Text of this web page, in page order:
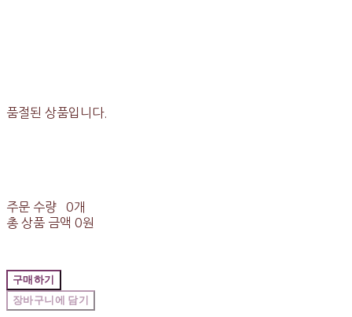
품절된 상품입니다.
주문 수량
0개
총 상품 금액 0원
구매하기
장바구니에 담기